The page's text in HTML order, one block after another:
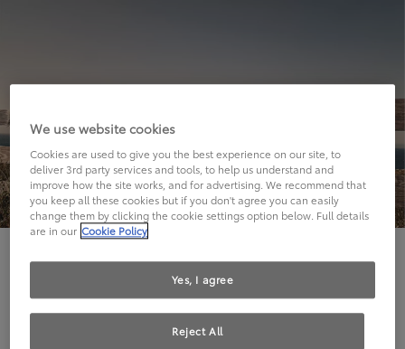
Hier geht's leider nicht weiter.
We use website cookies
Cookies are used to give you the best experience on our site, to
deliver 3rd party services and tools, to help us understand and
improve how the site works, and for advertising. We recommend that
you keep all these cookies but if you don't agree you can easily
change them by clicking the cookie settings option below. Full details
are in our Cookie Policy
Reject All
Yes, I agree